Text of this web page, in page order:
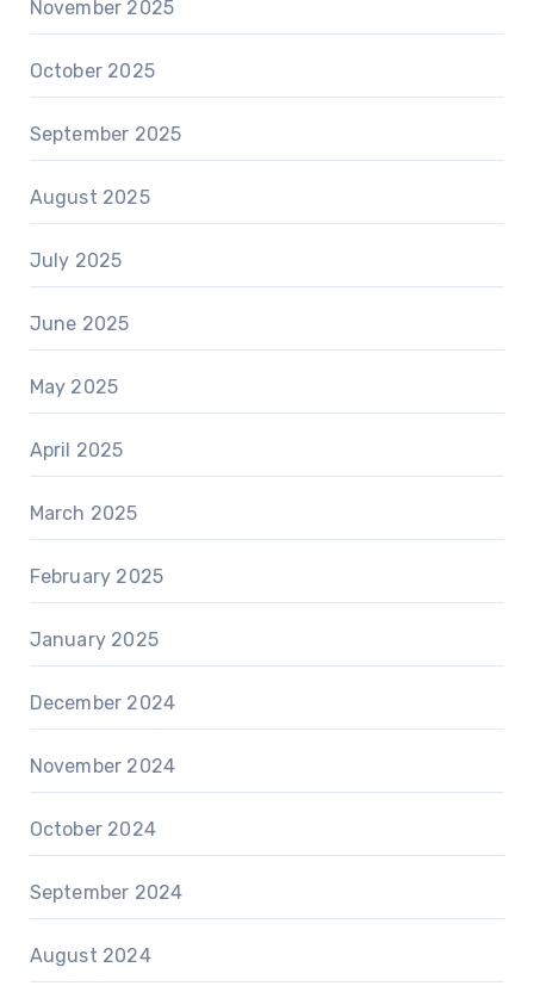
November 2025
October 2025
September 2025
August 2025
July 2025
June 2025
May 2025
April 2025
March 2025
February 2025
January 2025
December 2024
November 2024
October 2024
September 2024
August 2024